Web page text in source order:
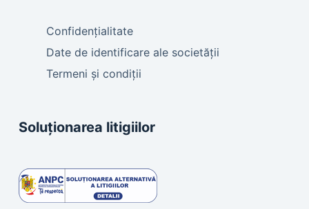
Confidențialitate
Date de identificare ale societății
Termeni și condiții
Soluționarea litigiilor